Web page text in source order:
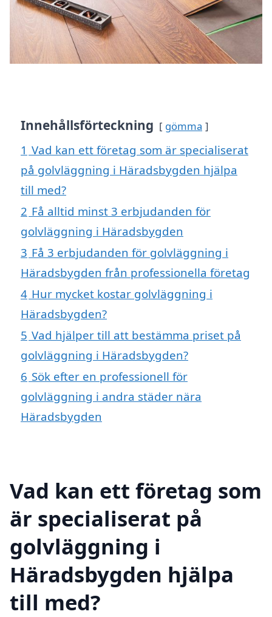
Innehållsförteckning gömma
1 Vad kan ett företag som är specialiserat
på golvläggning i Häradsbygden hjälpa
till med?
2 Få alltid minst 3 erbjudanden för
golvläggning i Häradsbygden
3 Få 3 erbjudanden för golvläggning i
Häradsbygden från professionella företag
4 Hur mycket kostar golvläggning i
Häradsbygden?
5 Vad hjälper till att bestämma priset på
golvläggning i Häradsbygden?
6 Sök efter en professionell för
golvläggning i andra städer nära
Häradsbygden
Vad kan ett företag som
är specialiserat på
golvläggning i
Häradsbygden hjälpa
till med?